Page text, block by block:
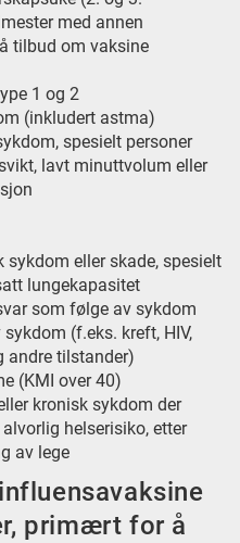
med annen
tilbud om vaksine
1 og 2
(inkludert astma)
spesielt personer
lavt minuttvolum eller
sykdom eller skade, spesielt
lungekapasitet
som følge av sykdom
(f.eks. kreft, HIV,
andre tilstander)
(KMI over 40)
kronisk sykdom der
helserisiko, etter
av lege
primært for å